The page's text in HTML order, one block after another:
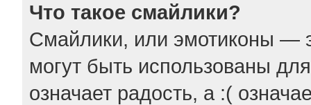
Что такое смайлики?
Смайлики, или эмотиконы —
могут быть использованы
означает радость, а :(